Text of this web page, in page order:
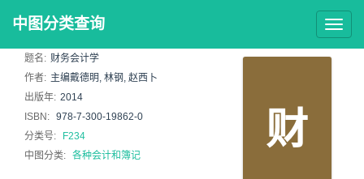
中图分类查询
财
题名: 财务会计学
作者: 主编戴德明, 林钢, 赵西卜
出版年: 2014
ISBN: 978-7-300-19862-0
分类号:
F234
中图分类: 各种会计和簿记